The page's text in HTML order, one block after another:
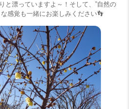
と漂っていますよ～！そして、”自然の
感覚も一緒にお楽しみください👣